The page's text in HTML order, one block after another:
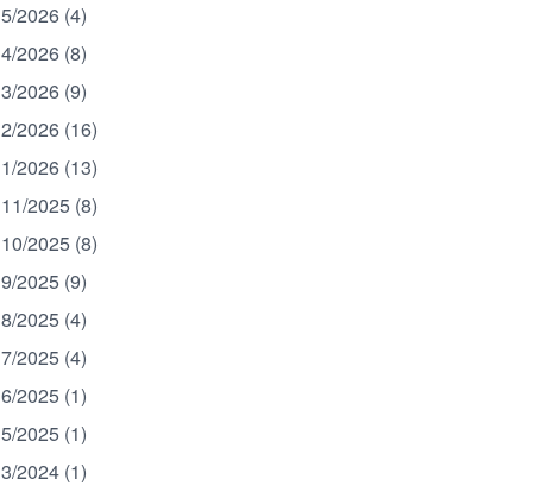
5/2026 (4)
4/2026 (8)
3/2026 (9)
2/2026 (16)
1/2026 (13)
11/2025 (8)
10/2025 (8)
9/2025 (9)
8/2025 (4)
7/2025 (4)
6/2025 (1)
5/2025 (1)
3/2024 (1)